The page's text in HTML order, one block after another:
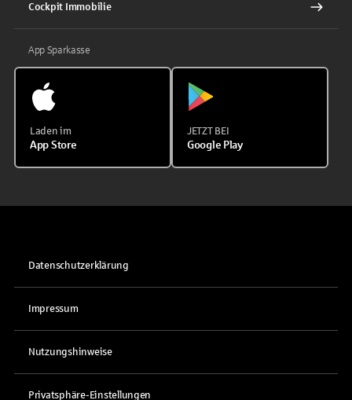
Cockpit Immobilie
App Sparkasse
Laden im
App Store
JETZT BEI
Google Play
Datenschutzerklärung
Impressum
Nutzungshinweise
Privatsphäre-Einstellungen